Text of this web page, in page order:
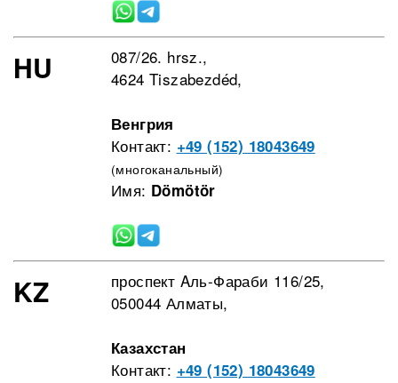
HU
087/26. hrsz.,
4624 Tiszabezdéd,
Венгрия
Контакт: +49 (152) 18043649
(многоканальный)
Имя: Dömötör
KZ
проспект Aль-Фараби 116/25,
050044 Алматы,
Казахстан
Контакт: +49 (152) 18043649